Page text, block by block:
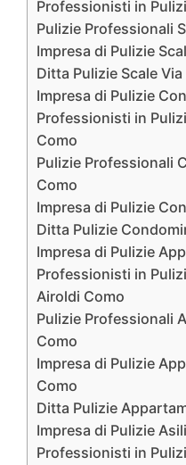
Professionisti in
Pulizie Professionali
Impresa di Pulizie
Ditta Pulizie Scale
Impresa di Pulizie
Professionisti in
Como
Pulizie Professionali
Como
Impresa di Pulizie
Ditta Pulizie
Impresa di Pulizie
Professionisti in
Airoldi Como
Pulizie Professionali
Como
Impresa di Pulizie
Como
Ditta Pulizie
Impresa di Pulizie
Professionisti in